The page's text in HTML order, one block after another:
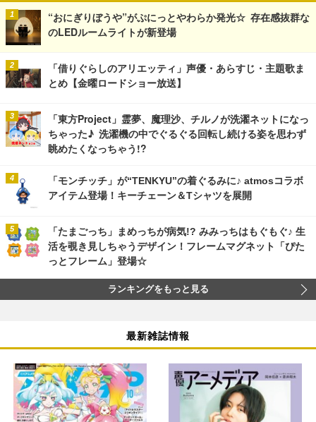
“おにぎりぼうや”がぷにっとやわらか発光☆ 存在感抜群な
のLEDルームライトが新登場
「借りぐらしのアリエッティ」声優・あらすじ・主題歌ま
とめ【金曜ロードショー放送】
「東方Project」霊夢、魔理沙、チルノが洗濯ネットになっ
ちゃった♪ 洗濯機の中でぐるぐる回転し続ける姿を思わず
眺めたくなっちゃう!?
「モンチッチ」が“TENKYU”の着ぐるみに♪ atmosコラボ
アイテム登場！キーチェーン＆Tシャツを展開
「たまごっち」まめっちが病気!? みみっちはもぐもぐ♪ 生
活を覗き見しちゃうデザイン！フレームマグネット「ぴた
っとフレーム」登場☆
ランキングをもっと見る
最新雑誌情報